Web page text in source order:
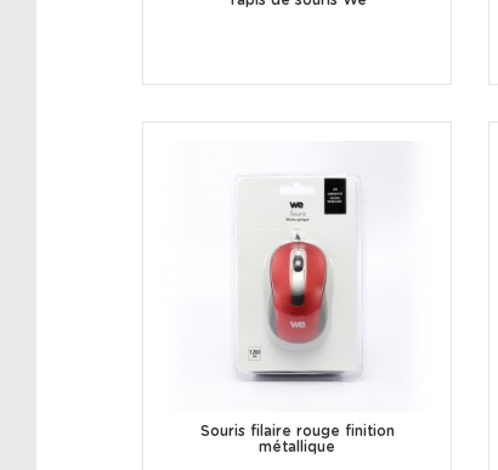
Souris filaire rouge finition
métallique